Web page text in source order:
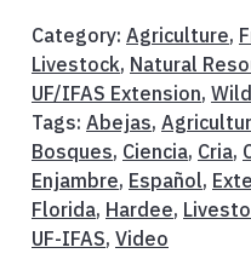
Category: Agriculture,
Livestock, Natural
UF/IFAS Extension,
Tags: Abejas,
Bosques, Ciencia, Cria,
Enjambre, Español,
Florida, Hardee,
UF-IFAS, Video